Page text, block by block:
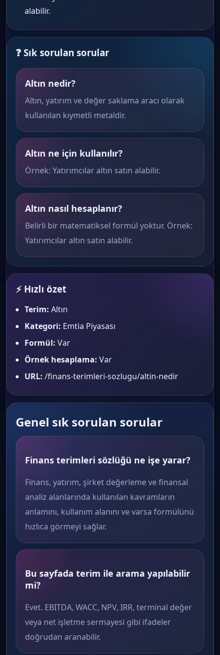
alabilir.
❓ Sık sorulan sorular
Altın nedir?
Altın, yatırım ve değer saklama aracı olarak
kullanılan kıymetli metaldir.
Altın ne için kullanılır?
Örnek: Yatırımcılar altın satın alabilir.
Altın nasıl hesaplanır?
Belirli bir matematiksel formül yoktur. Örnek:
Yatırımcılar altın satın alabilir.
⚡ Hızlı özet
Terim: Altın
Kategori: Emtia Piyasası
Formül: Var
Örnek hesaplama: Var
URL: /finans-terimleri-sozlugu/altin-nedir
Genel sık sorulan sorular
Finans terimleri sözlüğü ne işe yarar?
Finans, yatırım, şirket değerleme ve finansal
analiz alanlarında kullanılan kavramların
anlamını, kullanım alanını ve varsa formülünü
hızlıca görmeyi sağlar.
Bu sayfada terim ile arama yapılabilir
mi?
Evet. EBITDA, WACC, NPV, IRR, terminal değer
veya net işletme sermayesi gibi ifadeler
doğrudan aranabilir.